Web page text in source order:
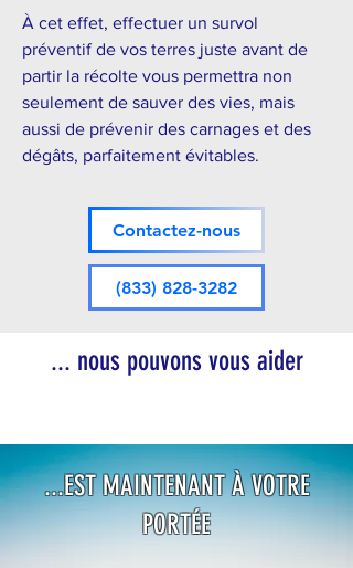
À cet effet, effectuer un survol
préventif de vos terres juste avant de
partir la récolte vous permettra non
seulement de sauver des vies, mais
aussi de prévenir des carnages et des
dégâts, parfaitement évitables.
Contactez-nous
(833) 828-3282
... nous pouvons vous aider
...EST MAINTENANT À VOTRE
PORTÉE